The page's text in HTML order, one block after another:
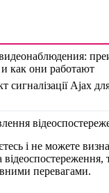
как они работают
сигналізації Ajax
і не можете
відеоспостереження,
перевагами.